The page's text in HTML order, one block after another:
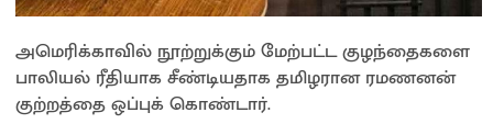
அமெரிக்காவில் நூற்றுக்கும் மேற்பட்ட குழந்தைகளை
பாலியல் ரீதியாக சீண்டியதாக தமிழரான ரமணனன்
குற்றத்தை ஒப்புக் கொண்டார்.